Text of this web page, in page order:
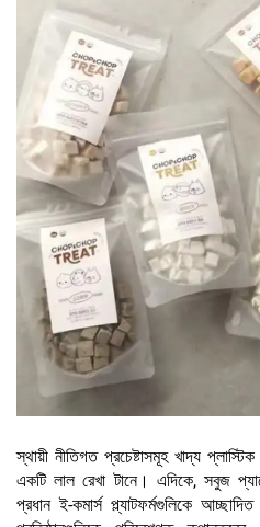
স্থায়ী নীতিগত প্রচেষ্টাসমূহ খাদ্য
একটি লাল রেখা টানে। এদিকে, সবুজ
প্রধান ই-কমার্স প্ল্যাটফর্মগুলিকে